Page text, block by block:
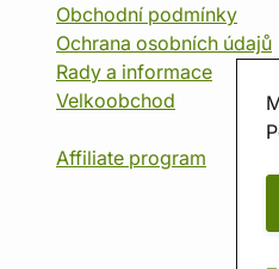
Obchodní podmínky
Ochrana osobních údajů
Rady a informace
Velkoobchod
Affiliate program